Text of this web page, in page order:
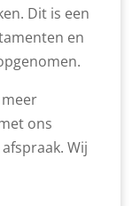
Dit is een
en
ons
Wij